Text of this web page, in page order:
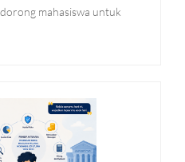
mahasiswa untuk